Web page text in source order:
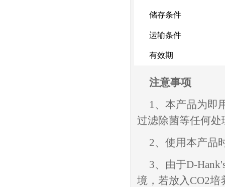
储存条件
运输条件
有效期
注意事项
1、本产品为即
过滤除菌等任何处
2、使用本产品
3、由于D-
境，若放入CO2